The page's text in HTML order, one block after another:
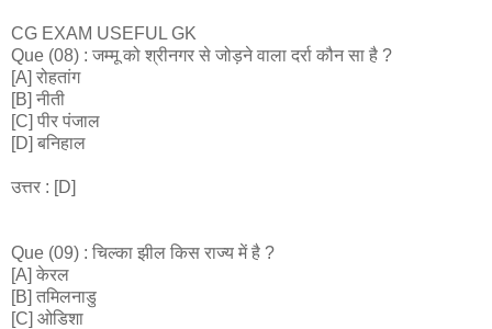
CG EXAM USEFUL GK
Que (08) : जम्मू को श्रीनगर से जोड़ने वाला दर्रा कौन सा है ?
[A] रोहतांग
[B] नीती
[C] पीर पंजाल
[D] बनिहाल
उत्तर : [D]
Que (09) : चिल्का झील किस राज्य में है ?
[A] केरल
[B] तमिलनाडु
[C] ओडिशा